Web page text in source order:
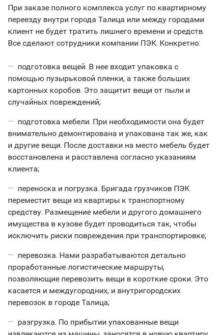
При заказе полного комплекса услуг по квартирному
переезду внутри города Талица или между городами
клиент не будет тратить лишнего времени и средств.
Все сделают сотрудники компании ПЭК. Конкретно:
подготовка вещей. В нее входит упаковка с
помощью пузырьковой пленки, а также больших
картонных коробов. Это защитит вещи от пыли и
случайных повреждений;
подготовка мебели. При необходимости она будет
внимательно демонтирована и упакована так же, как
и другие вещи. После доставки на место мебель будет
восстановлена и расставлена согласно указаниям
клиента;
переноска и погрузка. Бригада грузчиков ПЭК
переместит вещи из квартиры к транспортному
средству. Размещение мебели и другого домашнего
имущества в кузове будет проводиться так, чтобы
исключить риски повреждения при транспортировке;
перевозка. Нами разрабатываются детально
проработанные логистические маршруты,
позволяющие перевозить вещи в короткие сроки. Это
касается и междугородних, и внутригородских
перевозок в городе Талица;
разгрузка. По прибытии упакованные вещи